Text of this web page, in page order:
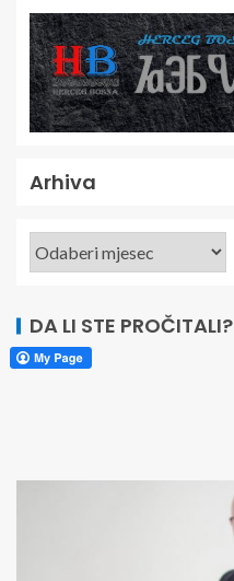
Arhiva
DA LI STE PROČITALI?